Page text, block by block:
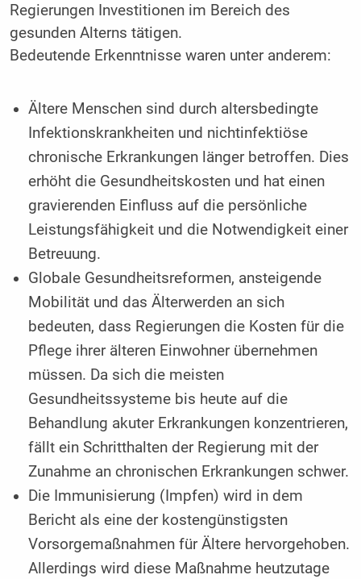
Regierungen Investitionen im Bereich des
gesunden Alterns tätigen.
Bedeutende Erkenntnisse waren unter anderem:
Ältere Menschen sind durch altersbedingte
Infektionskrankheiten und nichtinfektiöse
chronische Erkrankungen länger betroffen. Dies
erhöht die Gesundheitskosten und hat einen
gravierenden Einfluss auf die persönliche
Leistungsfähigkeit und die Notwendigkeit einer
Betreuung.
Globale Gesundheitsreformen, ansteigende
Mobilität und das Älterwerden an sich
bedeuten, dass Regierungen die Kosten für die
Pflege ihrer älteren Einwohner übernehmen
müssen. Da sich die meisten
Gesundheitssysteme bis heute auf die
Behandlung akuter Erkrankungen konzentrieren,
fällt ein Schritthalten der Regierung mit der
Zunahme an chronischen Erkrankungen schwer.
Die Immunisierung (Impfen) wird in dem
Bericht als eine der kostengünstigsten
Vorsorgemaßnahmen für Ältere hervorgehoben.
Allerdings wird diese Maßnahme heutzutage